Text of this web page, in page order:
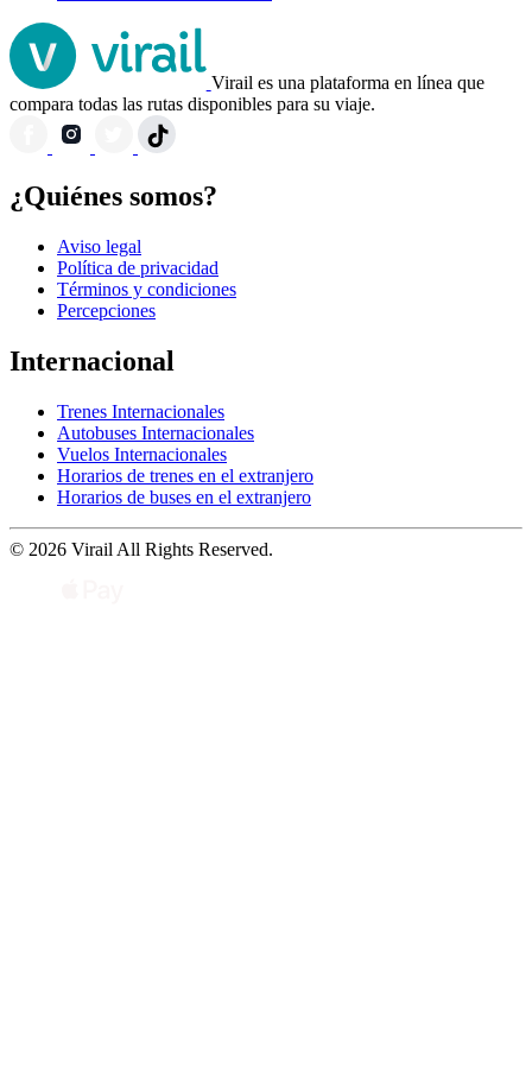
Virail es una plataforma en línea que
compara todas las rutas disponibles para su viaje.
¿Quiénes somos?
Aviso legal
Política de privacidad
Términos y condiciones
Percepciones
Internacional
Trenes Internacionales
Autobuses Internacionales
Vuelos Internacionales
Horarios de trenes en el extranjero
Horarios de buses en el extranjero
© 2026 Virail All Rights Reserved.